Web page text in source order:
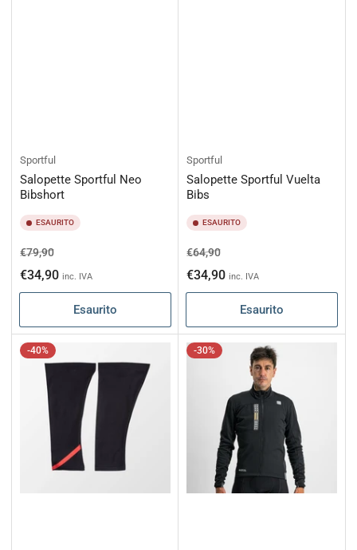
Sportful
Salopette Sportful Neo
Bibshort
ESAURITO
Prezzo
di
listino
€79,90Prezzo
scontato
€34,90 inc. IVA
Esaurito
Sportful
Salopette Sportful Vuelta
Bibs
ESAURITO
Prezzo
di
listino
€64,90Prezzo
scontato
€34,90 inc. IVA
Esaurito
-40% -30%